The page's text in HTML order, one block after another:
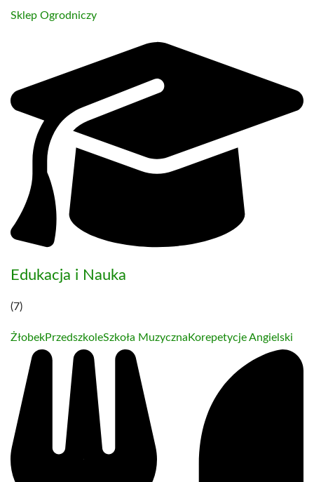
Sklep Ogrodniczy
Edukacja i Nauka
(7)
ŻłobekPrzedszkoleSzkoła Muzyczna Korepetycje Angielski